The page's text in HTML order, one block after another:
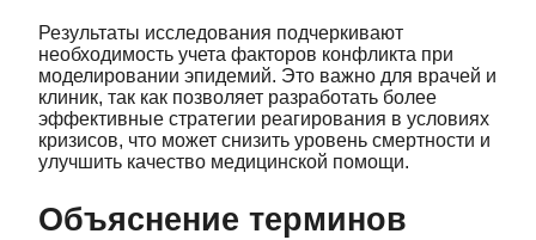
Результаты исследования подчеркивают
необходимость учета факторов конфликта при
моделировании эпидемий. Это важно для врачей и
клиник, так как позволяет разработать более
эффективные стратегии реагирования в условиях
кризисов, что может снизить уровень смертности и
улучшить качество медицинской помощи.
Объяснение терминов